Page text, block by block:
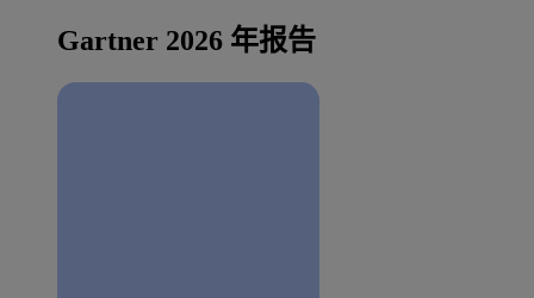
Gartner 2026 年报告